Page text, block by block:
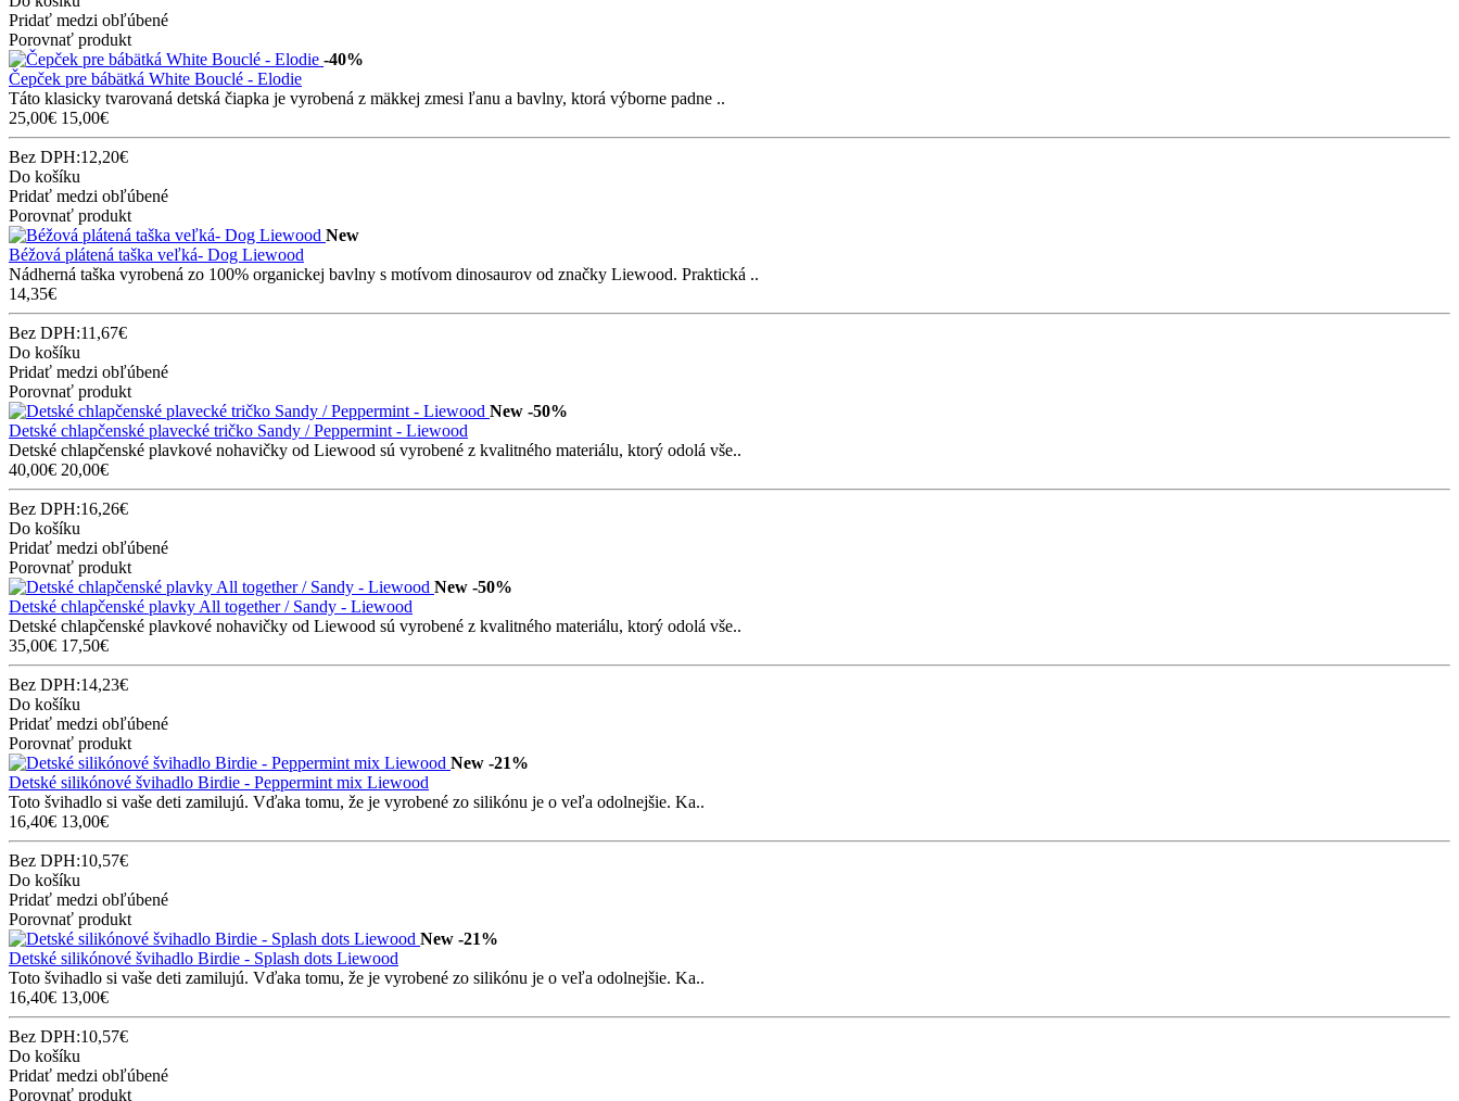
Pridať medzi obľúbené
Porovnať produkt
-40%
Čepček pre bábätká White Bouclé - Elodie
Táto klasicky tvarovaná detská čiapka je vyrobená z mäkkej zmesi ľanu a bavlny, ktorá výborne padne ..
25,00€ 15,00€
Bez DPH:12,20€
Do košíku
Pridať medzi obľúbené
Porovnať produkt
New
Béžová plátená taška veľká- Dog Liewood
Nádherná taška vyrobená zo 100% organickej bavlny s motívom dinosaurov od značky Liewood. Praktická ..
14,35€
Bez DPH:11,67€
Do košíku
Pridať medzi obľúbené
Porovnať produkt
New -50%
Detské chlapčenské plavecké tričko Sandy / Peppermint - Liewood
Detské chlapčenské plavkové nohavičky od Liewood sú vyrobené z kvalitného materiálu, ktorý odolá vše..
40,00€ 20,00€
Bez DPH:16,26€
Do košíku
Pridať medzi obľúbené
Porovnať produkt
New -50%
Detské chlapčenské plavky All together / Sandy - Liewood
Detské chlapčenské plavkové nohavičky od Liewood sú vyrobené z kvalitného materiálu, ktorý odolá vše..
35,00€ 17,50€
Bez DPH:14,23€
Do košíku
Pridať medzi obľúbené
Porovnať produkt
New -21%
Detské silikónové švihadlo Birdie - Peppermint mix Liewood
Toto švihadlo si vaše deti zamilujú. Vďaka tomu, že je vyrobené zo silikónu je o veľa odolnejšie. Ka..
16,40€ 13,00€
Bez DPH:10,57€
Do košíku
Pridať medzi obľúbené
Porovnať produkt
New -21%
Detské silikónové švihadlo Birdie - Splash dots Liewood
Toto švihadlo si vaše deti zamilujú. Vďaka tomu, že je vyrobené zo silikónu je o veľa odolnejšie. Ka..
16,40€ 13,00€
Bez DPH:10,57€
Do košíku
Pridať medzi obľúbené
Porovnať produkt